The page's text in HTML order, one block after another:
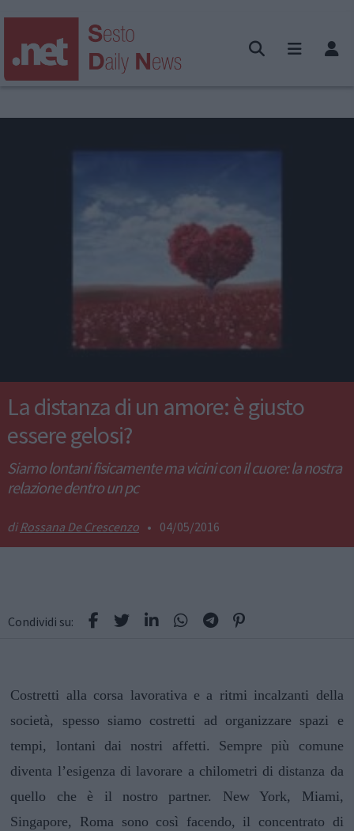
La distanza di un amore: è giusto
essere gelosi?
Siamo lontani fisicamente ma vicini con il cuore: la nostra
relazione dentro un pc
Rossana De Crescenzo • 04/05/2016
Condividi su:
Costretti alla corsa lavorativa e a ritmi incalzanti della
società, spesso siamo costretti ad organizzare spazi e
tempi, lontani dai nostri affetti. Sempre più comune
diventa l’esigenza di lavorare a chilometri di distanza da
quello che è il nostro partner. New York, Miami,
Singapore, Roma sono così facendo, il concentrato di